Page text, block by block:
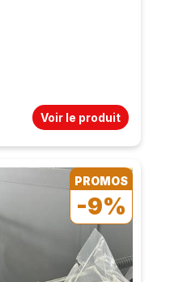
Voir le produit
PROMOS
-9%